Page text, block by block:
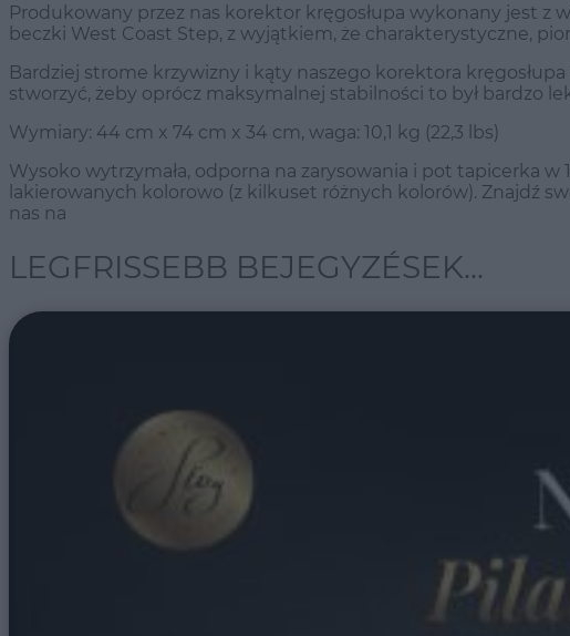
Produkowany przez nas korektor kręgosłupa wykonany jest z
beczki West Coast Step, z wyjątkiem, że charakterystyczne,
Bardziej strome krzywizny i kąty naszego korektora
stworzyć, żeby oprócz maksymalnej stabilności to był bardzo
Wymiary: 44 cm x 74 cm x 34 cm, waga: 10,1 kg (22,3 lbs)
Wysoko wytrzymała, odporna na zarysowania i pot tapicerka
lakierowanych kolorowo (z kilkuset różnych kolorów). Znajdź
nas na
LEGFRISSEBB BEJEGYZÉSEK...